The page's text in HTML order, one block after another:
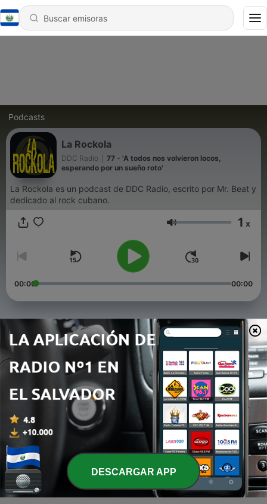
Podcasts
La Rockola
DDC Radio
77 - 'A todos nos volvieron locos,
esperando por un sueño roto'
La Rockola es un podcast de DDC Radio, escrito por Mr. Beat y
dedicado al rock cubano.
Volumen 1 x
00:00 00:00
Episodios
-
'A todos nos volvieron locos, esperando por un
sueño roto'
‘Voy a amarte desde adentro, porque afuera suena
el viento’
14 ene. 2022
75 - Lo más duro del rock cubano
17 dic. 2021
DESCARGAR APP